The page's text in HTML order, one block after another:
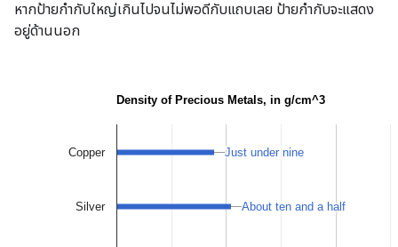
หากป้ายกำกับใหญ่เกินไปจนไม่พอดีกับแถบเลย ป้ายกำกับจะแสดง
อยู่ด้านนอก